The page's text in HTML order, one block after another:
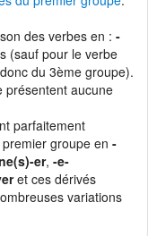
des verbes en : -
(sauf pour le verbe
du 3ème groupe).
présentent aucune
parfaitement
groupe en -
er, -e-
et ces dérivés
variations